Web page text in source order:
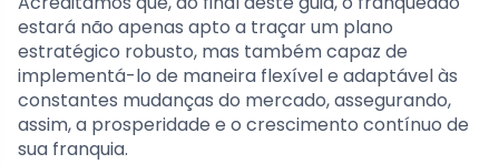
estará não apenas apto a traçar um plano
estratégico robusto, mas também capaz de
implementá-lo de maneira flexível e adaptável às
constantes mudanças do mercado, assegurando,
assim, a prosperidade e o crescimento contínuo de
sua franquia.